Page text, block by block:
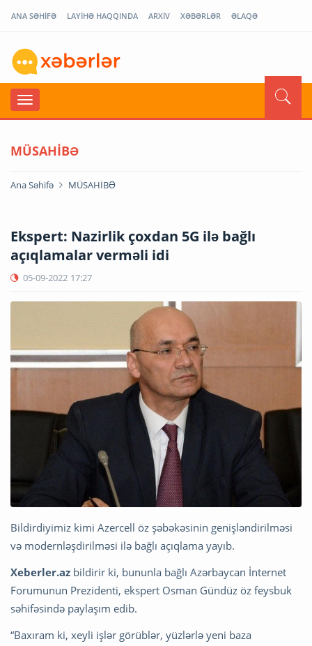
ANA SƏHİFƏ LAYİHƏ HAQQINDA ARXİV XƏBƏRLƏR ƏLAQƏ
MÜSAHİBƏ
Ana Səhifə MÜSAHİBƏ
Ekspert: Nazirlik çoxdan 5G ilə bağlı
açıqlamalar verməli idi
05-09-2022 17:27
Bildirdiyimiz kimi Azercell öz şəbəkəsinin genişləndirilməsi
və modernləşdirilməsi ilə bağlı açıqlama yayıb.
Xeberler.az bildirir ki, bununla bağlı Azərbaycan İnternet
Forumunun Prezidenti, ekspert Osman Gündüz öz feysbuk
səhifəsində paylaşım edib.
“Baxıram ki, xeyli işlər görüblər, yüzlərlə yeni baza